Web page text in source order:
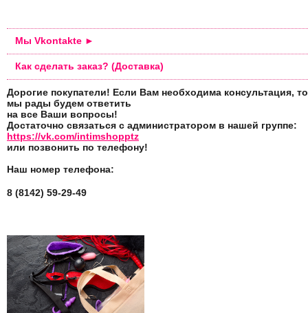
Мы Vkontakte ►
Как сделать заказ? (Доставка)
Дорогие покупатели! Если Вам необходима консультация, то
мы рады будем ответить
на все Ваши вопросы!
Достаточно связаться с администратором в нашей группе:
https://vk.com/intimshopptz
или позвонить по телефону!
Наш номер телефона:
8 (8142) 59-29-49